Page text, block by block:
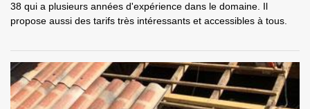
38 qui a plusieurs années d'expérience dans le domaine. Il
propose aussi des tarifs très intéressants et accessibles à tous.